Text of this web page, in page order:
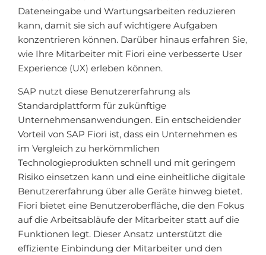
Dateneingabe und Wartungsarbeiten reduzieren
kann, damit sie sich auf wichtigere Aufgaben
konzentrieren können. Darüber hinaus erfahren Sie,
wie Ihre Mitarbeiter mit Fiori eine verbesserte User
Experience (UX) erleben können.
SAP nutzt diese Benutzererfahrung als
Standardplattform für zukünftige
Unternehmensanwendungen. Ein entscheidender
Vorteil von SAP Fiori ist, dass ein Unternehmen es
im Vergleich zu herkömmlichen
Technologieprodukten schnell und mit geringem
Risiko einsetzen kann und eine einheitliche digitale
Benutzererfahrung über alle Geräte hinweg bietet.
Fiori bietet eine Benutzeroberfläche, die den Fokus
auf die Arbeitsabläufe der Mitarbeiter statt auf die
Funktionen legt. Dieser Ansatz unterstützt die
effiziente Einbindung der Mitarbeiter und den